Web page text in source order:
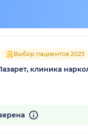
Выбор пациентов 2025
клиника